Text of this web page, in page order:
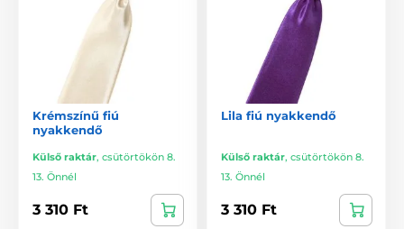
Krémszínű fiú
nyakkendő
Külső raktár, csütörtökön 8.
13. Önnél
3 310 Ft
Lila fiú nyakkendő
Külső raktár, csütörtökön 8.
13. Önnél
3 310 Ft